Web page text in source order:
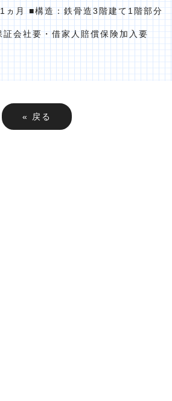
月 ■構造：鉄骨造3階建て1階部分
会社要・借家人賠償保険加入要
« 戻る